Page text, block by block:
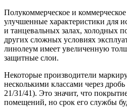
Полукоммерческое и
улучшенные характеристики для
и танцевальных залах, холодных
других сложных условиях
линолеум имеет увеличенную
защитные слои.
Некоторые производители
несколькими классами через
21/31/41). Это значит, что
помещений, но срок его службы